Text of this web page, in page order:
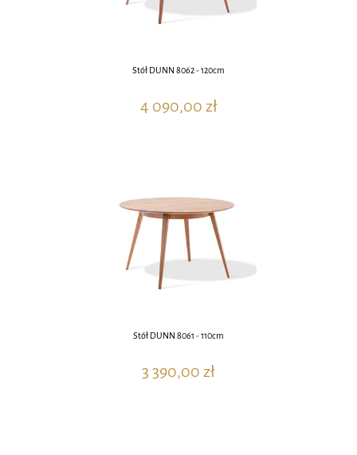
Stół DUNN 8062 - 120cm
4 090,00 zł
Stół DUNN 8061 - 110cm
3 390,00 zł